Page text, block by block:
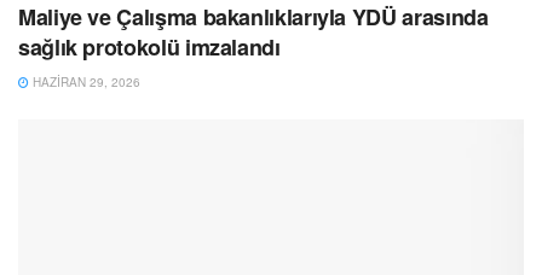
Maliye ve Çalışma bakanlıklarıyla YDÜ arasında
sağlık protokolü imzalandı
HAZIRAN 29, 2026